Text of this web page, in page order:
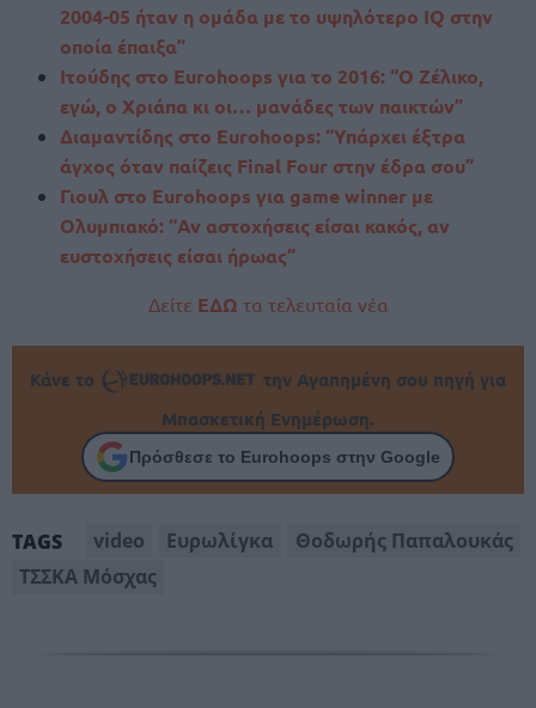
2004-05 ήταν η ομάδα με το υψηλότερο IQ στην
οποία έπαιξα”
Ιτούδης στο Eurohoops για το 2016: “Ο Ζέλικο,
εγώ, ο Χριάπα κι οι… μανάδες των παικτών”
Διαμαντίδης στο Eurohoops: “Υπάρχει έξτρα
άγχος όταν παίζεις Final Four στην έδρα σου”
Γιουλ στο Eurohoops για game winner με
Ολυμπιακό: “Αν αστοχήσεις είσαι κακός, αν
ευστοχήσεις είσαι ήρωας”
Δείτε ΕΔΩ τα τελευταία νέα
Κάνε το
την Αγαπημένη σου πηγή για
Μπασκετική Ενημέρωση.
Πρόσθεσε το Eurohoops στην Google
TAGS video Ευρωλίγκα
Θοδωρής Παπαλουκάς
ΤΣΣΚΑ Μόσχας